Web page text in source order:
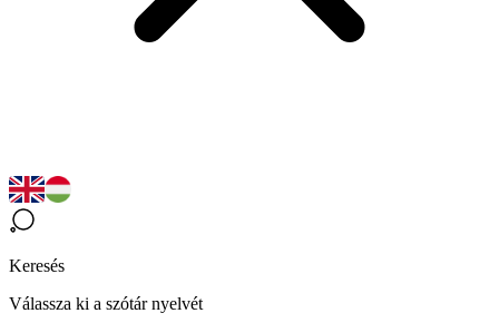
Keresés
Válassza ki a szótár nyelvét